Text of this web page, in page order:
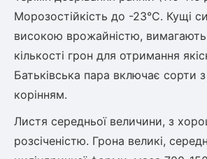
Шовковиця
Абрикос
Будлея
Лавровишня
Кизильник
Бобовник (Жерновець)
Калина
Піраканта
Багаторічні рослини
Морозостійкість до -23°С. Кущі
високою врожайністю,
кількості грон для отримання
Батьківська пара включає сорти з
корінням.
Листя середньої величини, з
розсіченістю. Грона великі,